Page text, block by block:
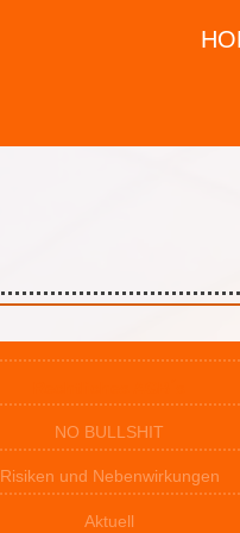
NO BULLSHIT
Risiken und Nebenwirkungen
Aktuell